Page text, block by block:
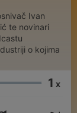
Ivan
te novinari
o kojima
1 x